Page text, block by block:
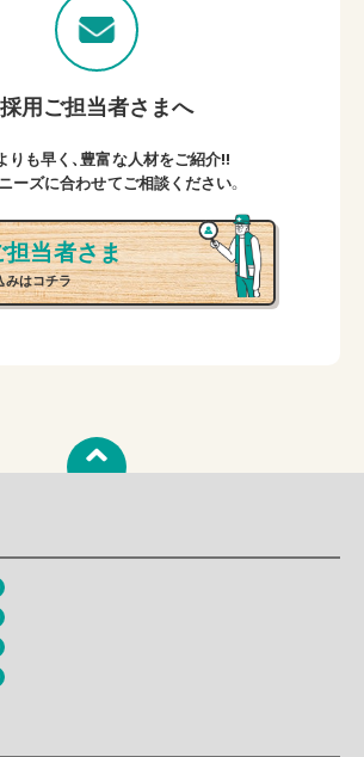
採用ご担当者さまへ
りも早く、豊富な人材をご紹介!!
ーズに合わせてご相談ください。
担当者さま
みはコチラ